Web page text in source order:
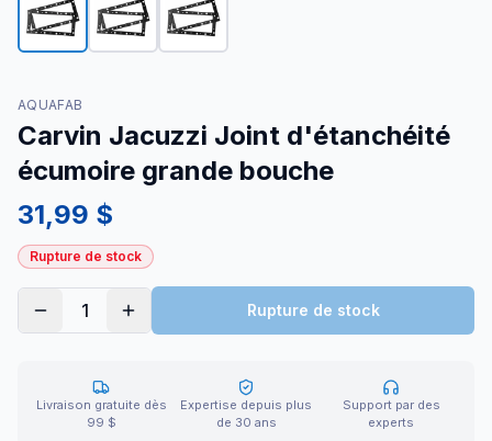
AQUAFAB
Carvin Jacuzzi Joint d'étanchéité
écumoire grande bouche
31,99 $
Rupture de stock
1 Rupture de stock
Livraison gratuite dès
99 $
Expertise depuis plus
de 30 ans
Support par des
experts